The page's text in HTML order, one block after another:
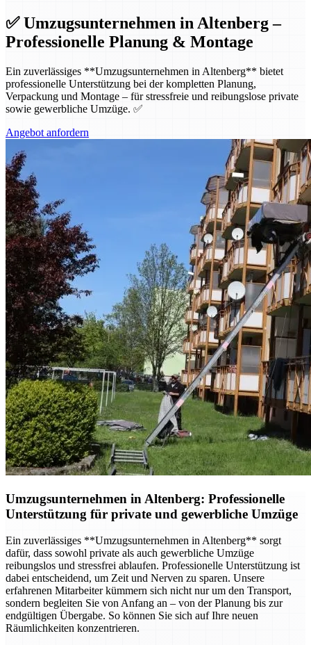
✅ Umzugsunternehmen in Altenberg –
Professionelle Planung & Montage
Ein zuverlässiges **Umzugsunternehmen in Altenberg** bietet
professionelle Unterstützung bei der kompletten Planung,
Verpackung und Montage – für stressfreie und reibungslose private
sowie gewerbliche Umzüge. ✅
Angebot anfordern
Umzugsunternehmen in Altenberg: Professionelle
Unterstützung für private und gewerbliche Umzüge
Ein zuverlässiges **Umzugsunternehmen in Altenberg** sorgt
dafür, dass sowohl private als auch gewerbliche Umzüge
reibungslos und stressfrei ablaufen. Professionelle Unterstützung ist
dabei entscheidend, um Zeit und Nerven zu sparen. Unsere
erfahrenen Mitarbeiter kümmern sich nicht nur um den Transport,
sondern begleiten Sie von Anfang an – von der Planung bis zur
endgültigen Übergabe. So können Sie sich auf Ihre neuen
Räumlichkeiten konzentrieren.